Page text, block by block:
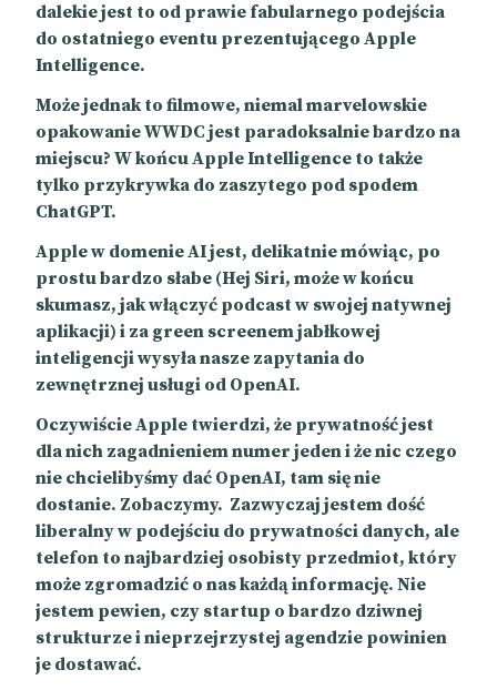
dalekie jest to od prawie fabularnego podejścia
do ostatniego eventu prezentującego Apple
Intelligence.
Może jednak to filmowe, niemal marvelowskie
opakowanie WWDC jest paradoksalnie bardzo na
miejscu? W końcu Apple Intelligence to także
tylko przykrywka do zaszytego pod spodem
ChatGPT.
Apple w domenie AI jest, delikatnie mówiąc, po
prostu bardzo słabe (Hej Siri, może w końcu
skumasz, jak włączyć podcast w swojej natywnej
aplikacji) i za green screenem jabłkowej
inteligencji wysyła nasze zapytania do
zewnętrznej usługi od OpenAI.
Oczywiście Apple twierdzi, że prywatność jest
dla nich zagadnieniem numer jeden i że nic czego
nie chcielibyśmy dać OpenAI, tam się nie
dostanie. Zobaczymy. Zazwyczaj jestem dość
liberalny w podejściu do prywatności danych, ale
telefon to najbardziej osobisty przedmiot, który
może zgromadzić o nas każdą informację. Nie
jestem pewien, czy startup o bardzo dziwnej
strukturze i nieprzejrzystej agendzie powinien
je dostawać.